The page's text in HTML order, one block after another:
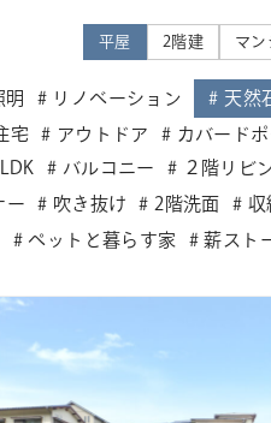
平屋 2階建 マン
明 リノベーション 天然
宅 アウトドア カバード
バルコニー ２階リビ
ー 吹き抜け 2階洗面 収
ペットと暮らす家 薪スト